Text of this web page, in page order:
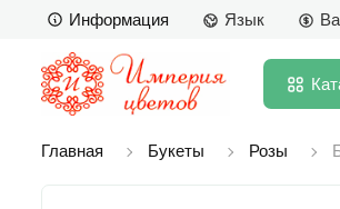
Информация Язык
Главная Букеты Розы